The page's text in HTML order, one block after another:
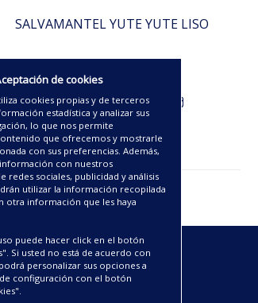
SALVAMANTEL YUTE YUTE LISO
de cookies
cookies propias y de terceros
estadística y analizar sus
lo que nos permite
que ofrecemos y mostrarle
con sus preferencias. Además,
con nuestros
redes sociales, publicidad y análisis
utilizar la información recopilada
otra información que les haya
puede hacer click en el botón
Si usted no está de acuerdo con
personalizar sus opciones a
configuración con el botón